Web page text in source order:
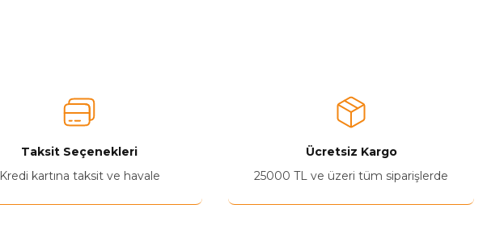
Taksit Seçenekleri
Kredi kartına taksit ve havale
Ücretsiz Kargo
25000 TL ve üzeri tüm siparişlerde